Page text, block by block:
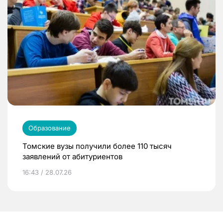
Образование
Томские вузы получили более 110 тысяч
заявлений от абитуриентов
16:43 / 28.07.26